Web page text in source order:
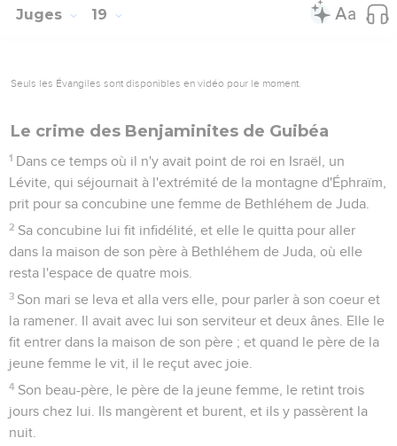
Juges 19
Seuls les Évangiles sont disponibles en vidéo pour le moment.
Le crime des Benjaminites de Guibéa
1 Dans ce temps où il n'y avait point de roi en Israël, un
Lévite, qui séjournait à l'extrémité de la montagne d'Éphraïm,
prit pour sa concubine une femme de Bethléhem de Juda.
2 Sa concubine lui fit infidélité, et elle le quitta pour aller
dans la maison de son père à Bethléhem de Juda, où elle
resta l'espace de quatre mois.
3 Son mari se leva et alla vers elle, pour parler à son coeur et
la ramener. Il avait avec lui son serviteur et deux ânes. Elle le
fit entrer dans la maison de son père ; et quand le père de la
jeune femme le vit, il le reçut avec joie.
4 Son beau-père, le père de la jeune femme, le retint trois
jours chez lui. Ils mangèrent et burent, et ils y passèrent la
nuit.